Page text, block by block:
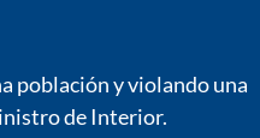
población y violando una
de Interior.